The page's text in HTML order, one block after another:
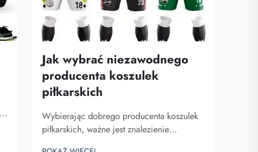
Jak wybrać niezawodnego
producenta koszulek
piłkarskich
Wybierając dobrego producenta koszulek
piłkarskich, ważne jest znalezienie